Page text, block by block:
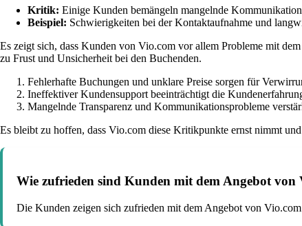
Kritik: Einige Kunden bemängeln mangelnde
Beispiel: Schwierigkeiten bei der Kontaktaufnahme und
Es zeigt sich, dass Kunden von Vio.com vor allem Probleme mit
zu Frust und Unsicherheit bei den Buchenden.
Fehlerhafte Buchungen und unklare Preise sorgen für
Ineffektiver Kundensupport beeinträchtigt die
Mangelnde Transparenz und Kommunikationsprobleme
Es bleibt zu hoffen, dass Vio.com diese Kritikpunkte ernst nimmt
Wie zufrieden sind Kunden mit dem Angebot
Die Kunden zeigen sich zufrieden mit dem Angebot von